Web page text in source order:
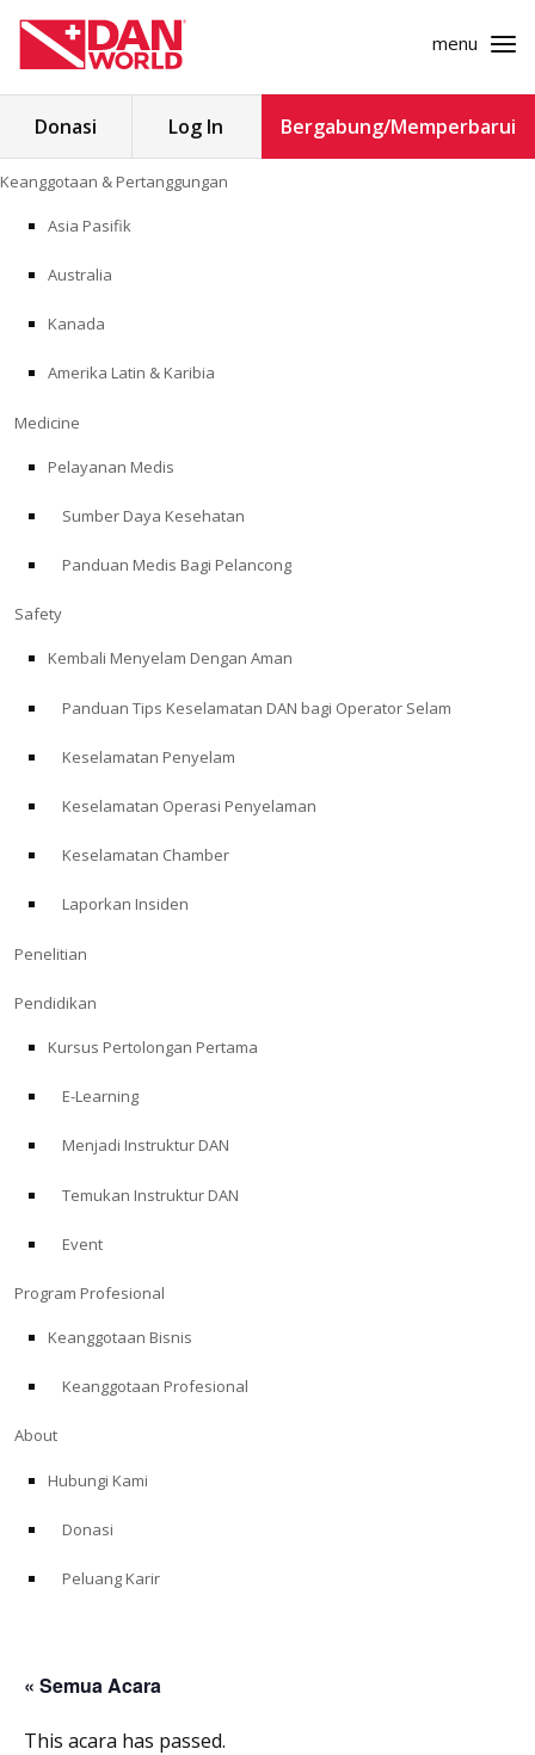
ke
konten
menu
Store
Alert Diver
untuk:
KEANGGOTAAN & PERTANGGUNGAN
SAFETY
PENDIDIKAN
PROGRAM PROFESIONAL
Donasi Log In Bergabung/Memperbarui
Keanggotaan & Pertanggungan
Asia Pasifik
Australia
Kanada
Amerika Latin & Karibia
Medicine
Pelayanan Medis
Sumber Daya Kesehatan
Panduan Medis Bagi Pelancong
Safety
Kembali Menyelam Dengan Aman
Panduan Tips Keselamatan DAN bagi Operator Selam
Keselamatan Penyelam
Keselamatan Operasi Penyelaman
Keselamatan Chamber
Laporkan Insiden
Penelitian
Pendidikan
Kursus Pertolongan Pertama
E-Learning
Menjadi Instruktur DAN
Temukan Instruktur DAN
Event
Program Profesional
Keanggotaan Bisnis
Keanggotaan Profesional
About
Hubungi Kami
Donasi
Peluang Karir
« Semua Acara
This acara has passed.